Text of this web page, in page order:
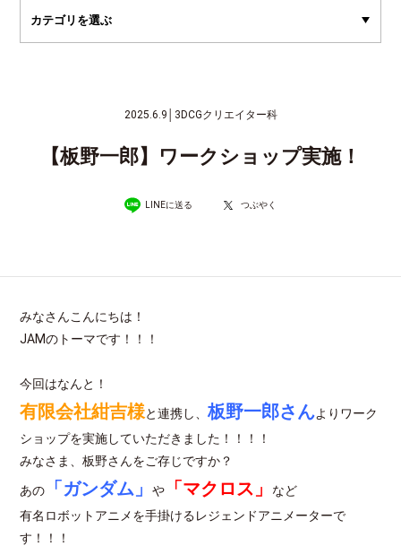
2025.6.9 3DCGクリエイター科
【板野一郎】ワークショップ実施！
LINEに送る つぶやく
みなさんこんにちは！
JAMのトーマです！！！
今回はなんと！
有限会社紺吉様と連携し、板野一郎さんよりワーク
ショップを実施していただきました！！！！
みなさま、板野さんをご存じですか？
あの 「ガンダム」や 「マクロス」
など
有名ロボットアニメを手掛けるレジェンドアニメーターで
す！！！